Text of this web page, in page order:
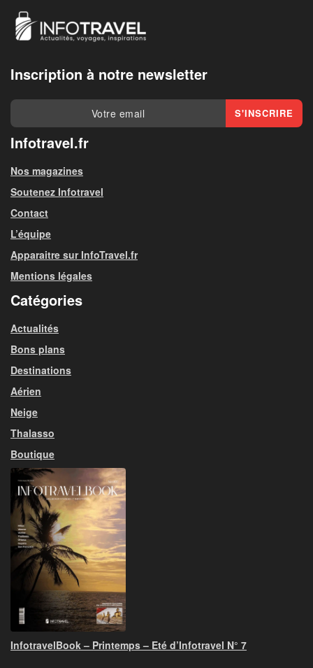
Inscription à notre newsletter
Infotravel.fr
Nos magazines
Soutenez Infotravel
Contact
L’équipe
Apparaitre sur InfoTravel.fr
Mentions légales
Catégories
Actualités
Bons plans
Destinations
Aérien
Neige
Thalasso
Boutique
InfotravelBook – Printemps – Eté d’Infotravel N° 7